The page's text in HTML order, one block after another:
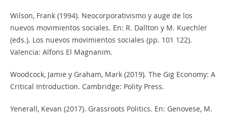
Wilson, Frank (1994). Neocorporativismo y auge de los
nuevos movimientos sociales. En: R. Dallton y M. Kuechler
(eds.). Los nuevos movimientos sociales (pp. 101 122).
Valencia: Alfons El Magnanim.
Woodcock, Jamie y Graham, Mark (2019). The Gig Economy: A
Critical Introduction. Cambridge: Polity Press.
Yenerall, Kevan (2017). Grassroots Politics. En: Genovese, M.